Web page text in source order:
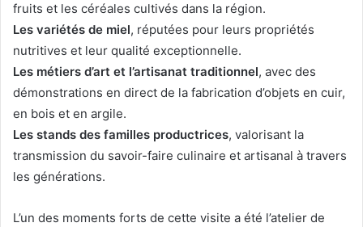
fruits et les céréales cultivés dans la région.
Les variétés de miel, réputées pour leurs propriétés
nutritives et leur qualité exceptionnelle.
Les métiers d’art et l’artisanat traditionnel, avec des
démonstrations en direct de la fabrication d’objets en cuir,
en bois et en argile.
Les stands des familles productrices, valorisant la
transmission du savoir-faire culinaire et artisanal à travers
les générations.
L’un des moments forts de cette visite a été l’atelier de